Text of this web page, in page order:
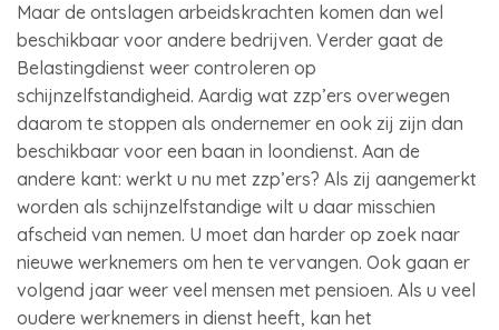
Maar de ontslagen arbeidskrachten komen dan wel
beschikbaar voor andere bedrijven. Verder gaat de
Belastingdienst weer controleren op
schijnzelfstandigheid. Aardig wat zzp’ers overwegen
daarom te stoppen als ondernemer en ook zij zijn dan
beschikbaar voor een baan in loondienst. Aan de
andere kant: werkt u nu met zzp’ers? Als zij aangemerkt
worden als schijnzelfstandige wilt u daar misschien
afscheid van nemen. U moet dan harder op zoek naar
nieuwe werknemers om hen te vervangen. Ook gaan er
volgend jaar weer veel mensen met pensioen. Als u veel
oudere werknemers in dienst heeft, kan het